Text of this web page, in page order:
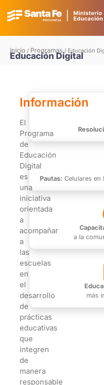
Inicio / Programas/ Educación
Educación Digital
Información
El
Programa
de
Educación
Digital
es
una
iniciativa
orientada
a
acompañar
a
las
escuelas
en
el
desarrollo
de
prácticas
educativas
que
integren
de
manera
responsable
Pautas: Celulares en
a la
más